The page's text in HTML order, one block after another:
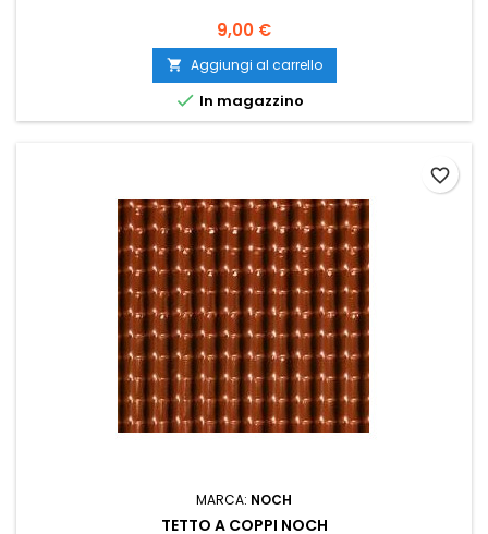
9,00 €
 Aggiungi al carrello
 In magazzino
MARCA: NOCH
TETTO A COPPI NOCH
favorite_border